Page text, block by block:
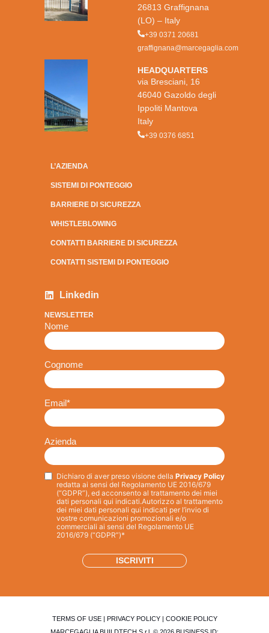
26813 Graffignana
(LO) – Italy
+39 0371 20681
graffignana@marcegaglia.com
HEADQUARTERS
via Bresciani, 16
46040 Gazoldo degli
Ippoliti Mantova
Italy
+39 0376 6851
L’AZIENDA
SISTEMI DI PONTEGGIO
BARRIERE DI SICUREZZA
WHISTLEBLOWING
CONTATTI BARRIERE DI SICUREZZA
CONTATTI SISTEMI DI PONTEGGIO
Linkedin
NEWSLETTER
Nome
Cognome
Email*
Azienda
Privacy*
Dichiaro di aver preso visione della Privacy Policy
redatta ai sensi del Regolamento UE 2016/679
(“GDPR”), ed acconsento al trattamento dei miei
dati personali qui indicati.Autorizzo al trattamento
dei miei dati personali qui indicati per l’invio di
vostre comunicazioni promozionali e/o
commerciali ai sensi del Regolamento UE
2016/679 (“GDPR”)*
TERMS OF USE| PRIVACY POLICY| COOKIE POLICY